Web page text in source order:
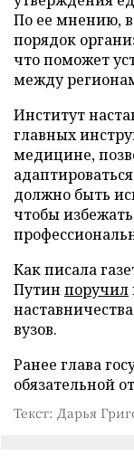
По ее мнению,
порядок
что поможет
между
Институт
главных
медицине,
должно быть
чтобы
Как писала
Путин поручил
вузов.
Ранее глава
обязательной
Текст: Дарья